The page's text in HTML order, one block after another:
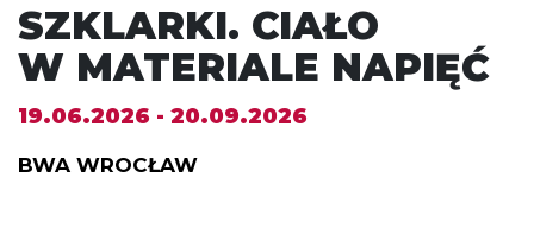
SZKLARKI. CIAŁO
W MATERIALE NAPIĘĆ
19.06.2026 - 20.09.2026
BWA WROCŁAW